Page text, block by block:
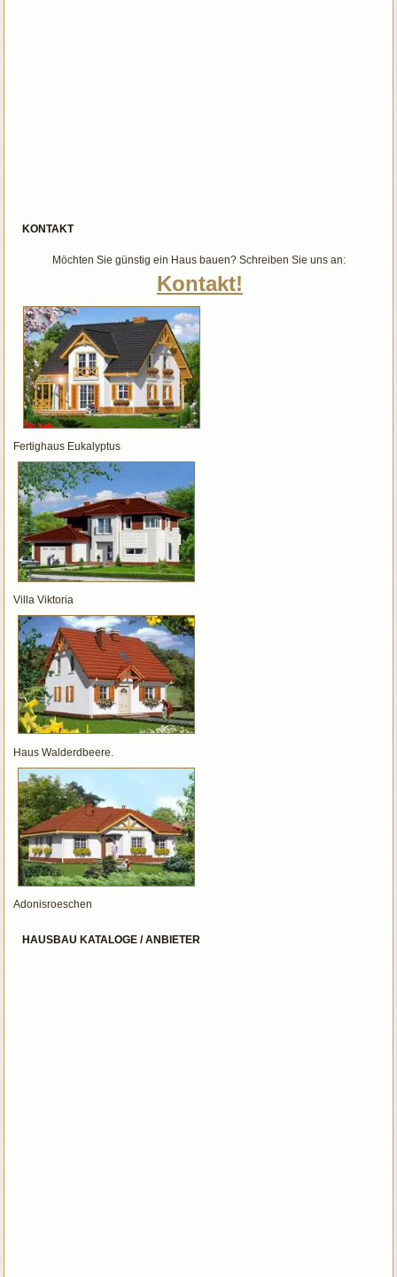
KONTAKT
Möchten Sie günstig ein Haus bauen? Schreiben Sie uns an:
Kontakt!
Fertighaus Eukalyptus
Villa Viktoria
Haus Walderdbeere.
Adonisroeschen
HAUSBAU KATALOGE / ANBIETER